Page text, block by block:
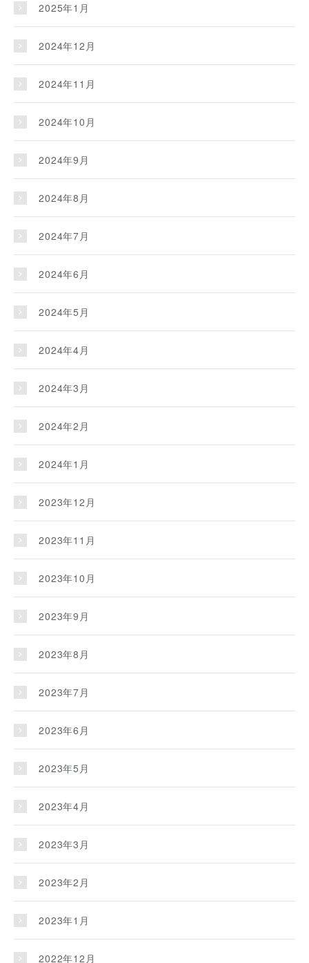
2025年1月
2024年12月
2024年11月
2024年10月
2024年9月
2024年8月
2024年7月
2024年6月
2024年5月
2024年4月
2024年3月
2024年2月
2024年1月
2023年12月
2023年11月
2023年10月
2023年9月
2023年8月
2023年7月
2023年6月
2023年5月
2023年4月
2023年3月
2023年2月
2023年1月
2022年12月